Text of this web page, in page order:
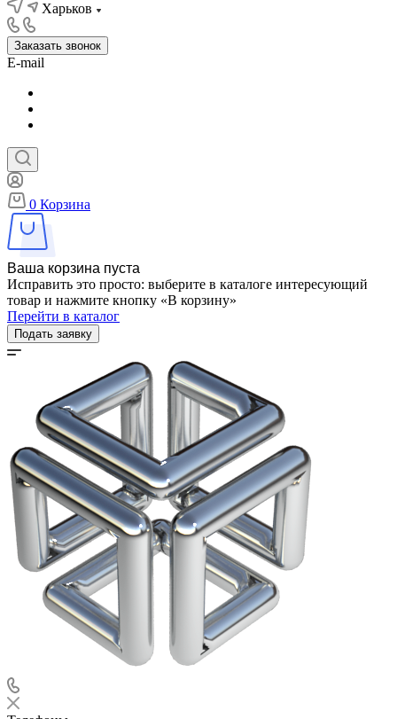
Харьков
Заказать звонок
E-mail
0 Корзина
Ваша корзина пуста
Исправить это просто: выберите в каталоге интересующий
товар и нажмите кнопку «В корзину»
Перейти в каталог
Подать заявку